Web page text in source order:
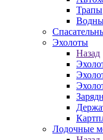
Трапы
Эхолоты
Назад
Лодочные